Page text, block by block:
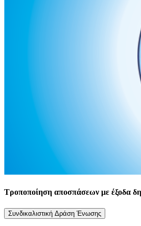
Τροποποίηση αποσπάσεων με έξοδα
Συνδικαλιστική Δράση Ένωσης